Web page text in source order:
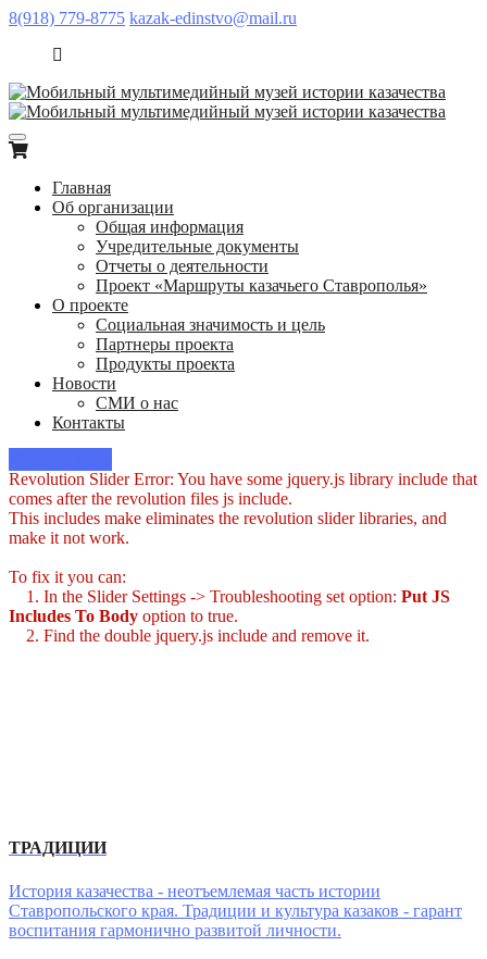
8(918) 779-8775 kazak-edinstvo@mail.ru
Главная
Об организации
Общая информация
Учредительные документы
Отчеты о деятельности
Проект «Маршруты казачьего Ставрополья»
О проекте
Социальная значимость и цель
Партнеры проекта
Продукты проекта
Новости
СМИ о нас
Контакты
Revolution Slider Error: You have some jquery.js library include that
comes after the revolution files js include.
This includes make eliminates the revolution slider libraries, and
make it not work.
To fix it you can:
1. In the Slider Settings -> Troubleshooting set option: Put JS
Includes To Body option to true.
2. Find the double jquery.js include and remove it.
ТРАДИЦИИ
История казачества - неотъемлемая часть истории
Ставропольского края. Традиции и культура казаков - гарант
воспитания гармонично развитой личности.